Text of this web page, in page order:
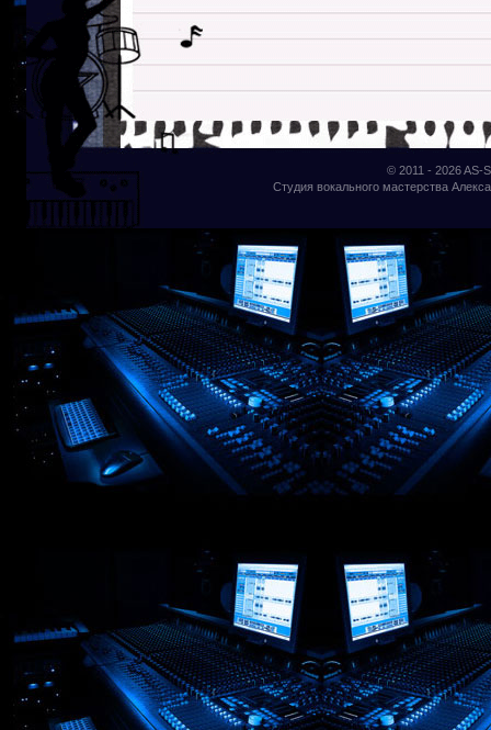
© 2011 - 2026AS-
Студия вокального мастерства